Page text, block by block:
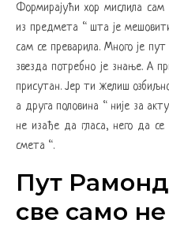
Формирајући хор мислила
из предмета “ шта је
сам се преварила. Много је
звезда потребно је знање. А
присутан. Јер ти желиш
а друга половина “ није за
не изађе да гласа, него да
смета “.
Пут
све само